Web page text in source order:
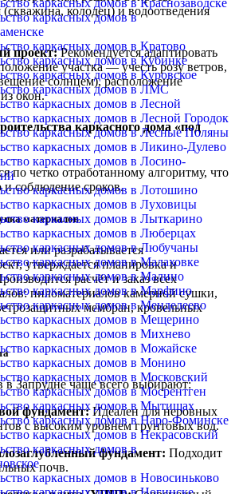
каркасных домов в Краснозаводске
каркасных домов в
каркасных домов в Кратово
каркасных домов в Кубинке
каркасных домов в Куровское
каркасных домов в ЛМС
каркасных домов в Лесной
каркасных домов в Лесной Городок
каркасных домов в Лесные Поляны
каркасных домов в Ликино-Дулево
каркасных домов в Лосино-
каркасных домов в Лотошино
каркасных домов в Луховицы
каркасных домов в Лыткарино
каркасных домов в Люберцах
каркасных домов в Любучаны
каркасных домов в Малаховке
каркасных домов в Малино
каркасных домов в Марфино
каркасных домов в Менделеево
каркасных домов в Мещерино
каркасных домов в Михнево
каркасных домов в Можайске
каркасных домов в Монино
каркасных домов в Московский
каркасных домов в Мосрентген
каркасных домов в Мытищах
каркасных домов в Наро-Фоминске
каркасных домов в Некрасовский
каркасных домов в
каркасных домов в Новосиньково
колодец) и водоотведения
проект:Рекомендуется адаптировать
участка — учесть розу ветров,
солнцем), расположение
окон.
каркасного дома «под
по четко отработанному алгоритму, что
и соблюдение сроков.
материалов
или разрабатывается
утверждается планировка и
расчёт и заказ всех
пиломатериалов камерной сушки,
мембран, кровельных
в Запрудне чаще всего выбирают:
фундамент:Идеален для неровных
с высоким уровнем грунтовых вод.
фундамент: Подходит
почв.